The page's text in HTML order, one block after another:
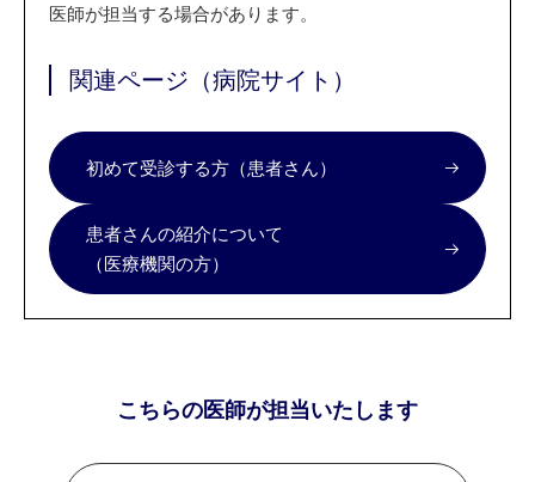
医師が担当する場合があります。
関連ページ（病院サイト）
初めて受診する方（患者さん）
患者さんの紹介について
（医療機関の方）
こちらの医師が担当いたします